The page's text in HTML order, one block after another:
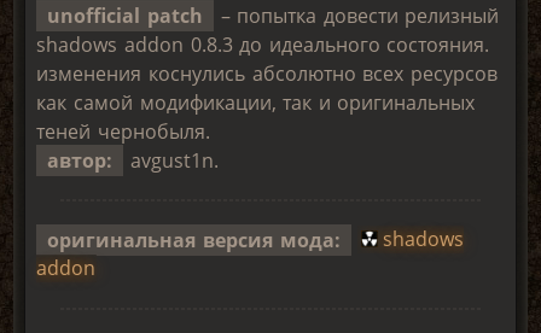
unofficial patch
– попытка довести релизный
shadows addon 0.8.3 до идеального состояния.
изменения коснулись абсолютно всех ресурсов
как самой модификации, так и оригинальных
теней чернобыля.
автор:
avgust1n.
оригинальная версия мода:
shadows
addon